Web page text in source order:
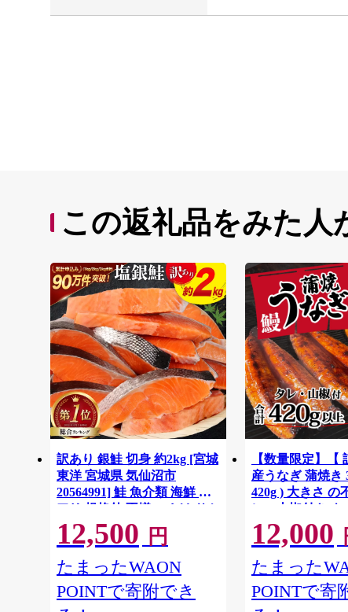
この返礼品をみた人
訳あり 銀鮭 切身 約2kg [宮城
東洋 宮城県 気仙沼市
20564991] 鮭 魚介類 海鮮 訳
アリ 規格外 不揃い さけ サケ
鮭切身 シャケ 切り身 冷凍 家
庭用 おかず 弁当 支援 サーモ
ン 銀鮭切り身 魚 わけあり
12,500 円
たまったWAON
POINTで寄附でき
【数量限定】【
産うなぎ 蒲焼き
420g ) 大きさ の
レ・山椒付き ウ
ろい 不揃い うな
し 人気 茨城 八
と納税 冷凍
12,000
たまった
POINTで寄